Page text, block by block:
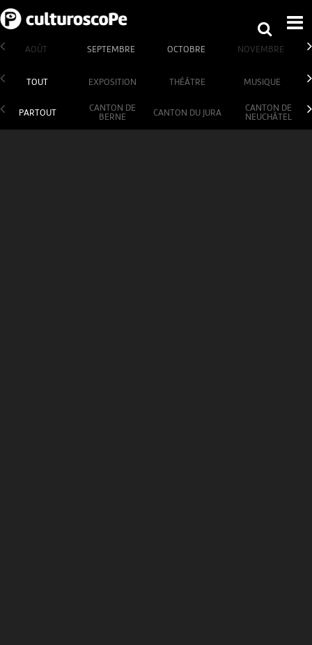
AOÛT SEPTEMBRE OCTOBRE NOVEMBRE
TOUT EXPOSITION THÉÂTRE MUSIQUE
PARTOUT
CANTON DE
BERNE
CANTON DU JURA
CANTON DE
NEUCHÂTEL